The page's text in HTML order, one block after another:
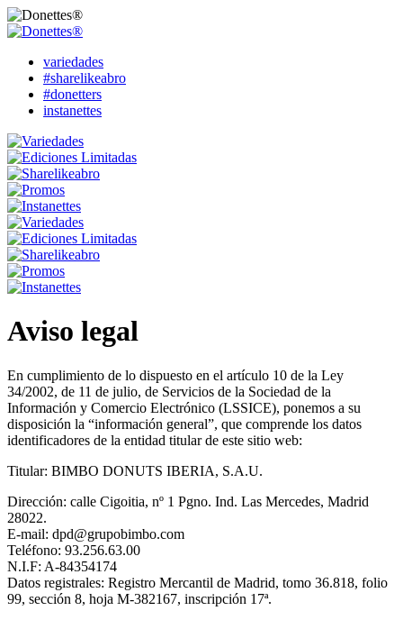
variedades
#sharelikeabro
#donetters
instanettes
Aviso legal
En cumplimiento de lo dispuesto en el artículo 10 de la Ley
34/2002, de 11 de julio, de Servicios de la Sociedad de la
Información y Comercio Electrónico (LSSICE), ponemos a su
disposición la “información general”, que comprende los datos
identificadores de la entidad titular de este sitio web:
Titular: BIMBO DONUTS IBERIA, S.A.U.
Dirección: calle Cigoitia, nº 1 Pgno. Ind. Las Mercedes, Madrid
28022.
E-mail: dpd@grupobimbo.com
Teléfono: 93.256.63.00
N.I.F: A-84354174
Datos registrales: Registro Mercantil de Madrid, tomo 36.818, folio
99, sección 8, hoja M-382167, inscripción 17ª.